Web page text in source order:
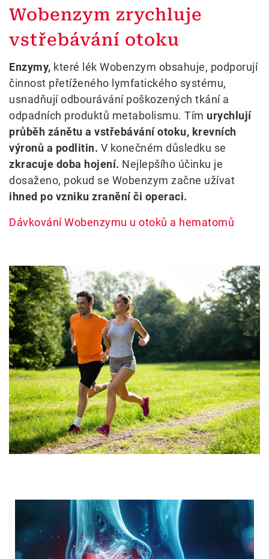
Wobenzym zrychluje
vstřebávání otoku
Enzymy, které lék Wobenzym obsahuje, podporují
činnost přetíženého lymfatického systému,
usnadňují odbourávání poškozených tkání a
odpadních produktů metabolismu. Tím urychlují
průběh zánětu a vstřebávání otoku, krevních
výronů a podlitin. V konečném důsledku se
zkracuje doba hojení. Nejlepšího účinku je
dosaženo, pokud se Wobenzym začne užívat
ihned po vzniku zranění či operaci.
Dávkování Wobenzymu u otoků a hematomů